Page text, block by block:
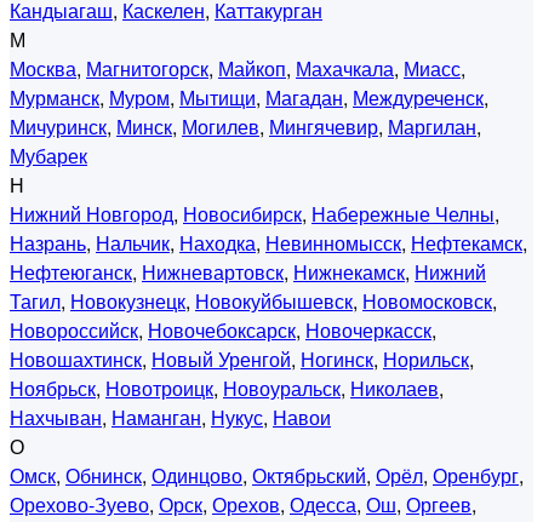
Кандыагаш, Каскелен, Каттакурган
М
Москва, Магнитогорск, Майкоп, Махачкала, Миасс,
Мурманск, Муром, Мытищи, Магадан, Междуреченск,
Мичуринск, Минск, Могилев, Мингячевир, Маргилан,
Мубарек
Н
Нижний Новгород, Новосибирск, Набережные Челны,
Назрань, Нальчик, Находка, Невинномысск, Нефтекамск,
Нефтеюганск, Нижневартовск, Нижнекамск, Нижний
Тагил, Новокузнецк, Новокуйбышевск, Новомосковск,
Новороссийск, Новочебоксарск, Новочеркасск,
Новошахтинск, Новый Уренгой, Ногинск, Норильск,
Ноябрьск, Новотроицк, Новоуральск, Николаев,
Нахчыван, Наманган, Нукус, Навои
О
Омск, Обнинск, Одинцово, Октябрьский, Орёл, Оренбург,
Орехово-Зуево, Орск, Орехов, Одесса, Ош, Оргеев,